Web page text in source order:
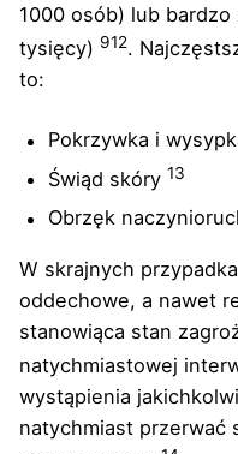
1000 osób) lub
tysięcy) 912.
to:
Pokrzywka i
Świąd skóry 13
Obrzęk
W skrajnych
oddechowe, a nawet
stanowiąca stan
natychmiastowej
wystąpienia
natychmiast przerwać